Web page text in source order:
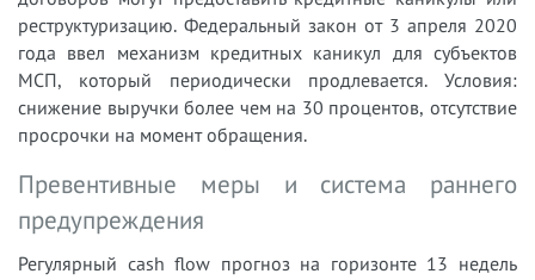
реструктуризацию. Федеральный закон от 3 апреля 2020
года ввел механизм кредитных каникул для субъектов
МСП, который периодически продлевается. Условия:
снижение выручки более чем на 30 процентов, отсутствие
просрочки на момент обращения.
Превентивные меры и система раннего
предупреждения
Регулярный cash flow прогноз на горизонте 13 недель